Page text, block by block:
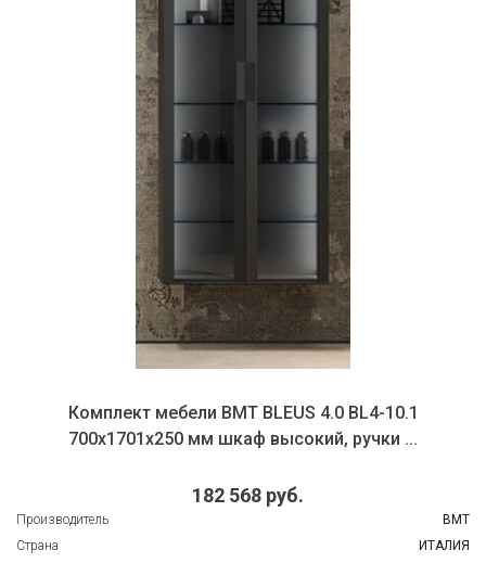
Комплект мебели BMT BLEUS 4.0 BL4-10.1
700х1701х250 мм шкаф высокий, ручки ...
182 568 руб.
Производитель
BMT
Страна
ИТАЛИЯ